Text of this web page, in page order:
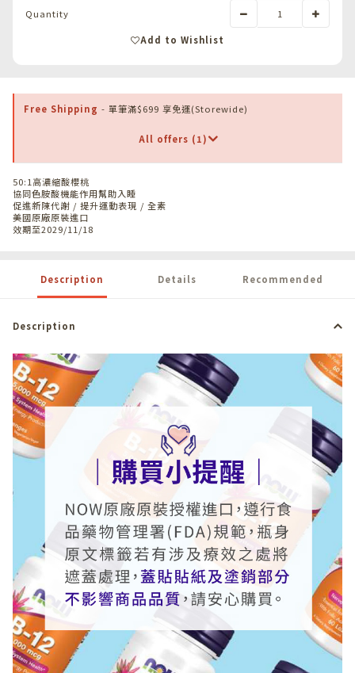
Quantity
Add to Wishlist
Free Shipping - 單筆滿$699 享免運(Storewide)
All offers (1)
50:1高濃縮酸櫻桃
協同色胺酸機能作用幫助入睡
促進新陳代謝 / 提升運動表現 / 全素
美國原廠原裝進口
效期至2029/11/18
Description Details Recommended
Description